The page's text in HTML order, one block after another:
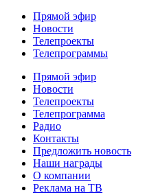
Прямой эфир
Новости
Телепроекты
Телепрограммы
Прямой эфир
Новости
Телепроекты
Телепрограмма
Радио
Контакты
Предложить новость
Наши награды
О компании
Реклама на ТВ